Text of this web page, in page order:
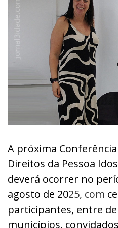
A próxima
Direitos da Pessoa
deverá ocorrer no
agosto de 2025, com
participantes, entre
municípios,